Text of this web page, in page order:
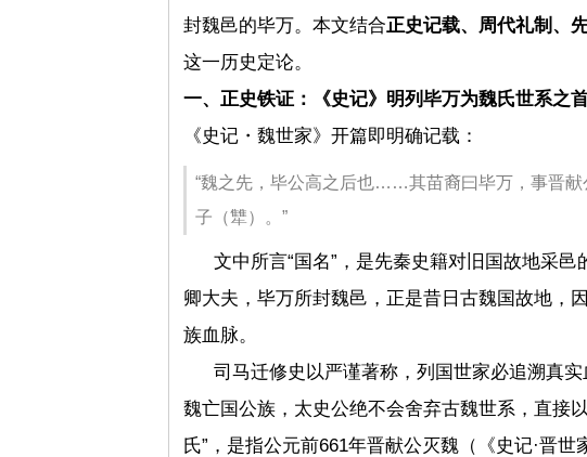
封魏邑的毕万。本文结合正史记载、周代礼制、
这一历史定论。
一、正史铁证：《史记》明列毕万为魏氏世系之
《史记・魏世家》开篇即明确记载：
“魏之先，毕公高之后也……其苗裔曰毕万，事
子（犨）。”
文中所言“国名”，是先秦史籍对旧国故地采
卿大夫，毕万所封魏邑，正是昔日古魏国故地，
族血脉。
司马迁修史以严谨著称，列国世家必追溯真
魏亡国公族，太史公绝不会舍弃古魏世系，直接
氏”，是指公元前661年晋献公灭魏（《史记·晋